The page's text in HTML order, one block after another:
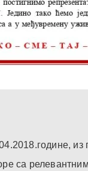
са